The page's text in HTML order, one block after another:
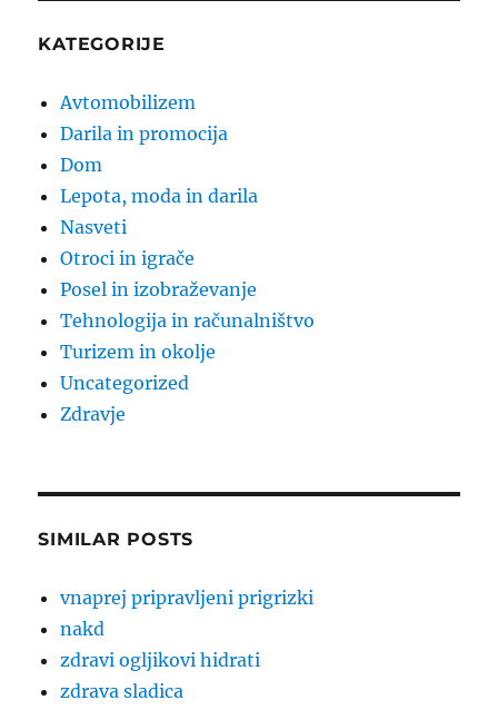
KATEGORIJE
Avtomobilizem
Darila in promocija
Dom
Lepota, moda in darila
Nasveti
Otroci in igrače
Posel in izobraževanje
Tehnologija in računalništvo
Turizem in okolje
Uncategorized
Zdravje
SIMILAR POSTS
vnaprej pripravljeni prigrizki
nakd
zdravi ogljikovi hidrati
zdrava sladica